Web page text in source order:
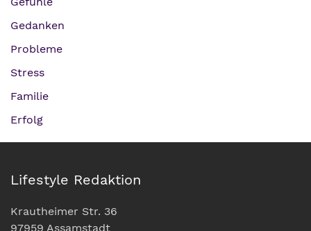
Gedanken
Probleme
Stress
Familie
Erfolg
Lifestyle Redaktion
Krautheimer Str. 36
97959 Assamstadt